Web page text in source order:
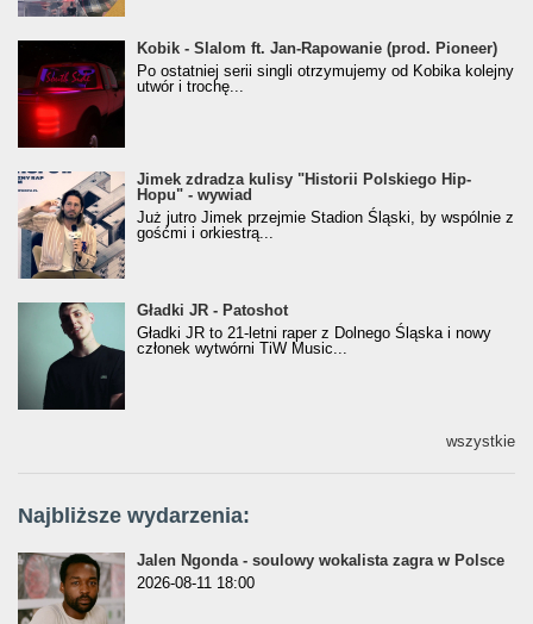
Kobik - Slalom ft. Jan-Rapowanie (prod. Pioneer)
[Official Music Visualiser]
Kobik - Slalom ft. Jan-Rapowanie (prod. Pioneer)
Po ostatniej serii singli otrzymujemy od Kobika kolejny
utwór i trochę...
Jimek zdradza kulisy "Historii Polskiego Hip-
Hopu" - wywiad
Jimek zdradza kulisy "Historii Polskiego Hip-
Hopu" - wywiad
Już jutro Jimek przejmie Stadion Śląski, by wspólnie z
gośćmi i orkiestrą...
Gładki JR - Patoshot
Gładki JR - Patoshot
Gładki JR to 21-letni raper z Dolnego Śląska i nowy
członek wytwórni TiW Music...
wszystkie
Najbliższe wydarzenia:
Jalen Ngonda - soulowy wokalista zagra w Polsce
2026-08-11 18:00